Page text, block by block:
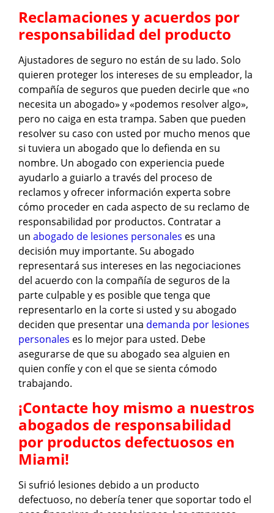
Reclamaciones y acuerdos por
responsabilidad del producto
Ajustadores de seguro no están de su lado. Solo
quieren proteger los intereses de su empleador, la
compañía de seguros que pueden decirle que «no
necesita un abogado» y «podemos resolver algo»,
pero no caiga en esta trampa. Saben que pueden
resolver su caso con usted por mucho menos que
si tuviera un abogado que lo defienda en su
nombre. Un abogado con experiencia puede
ayudarlo a guiarlo a través del proceso de
reclamos y ofrecer información experta sobre
cómo proceder en cada aspecto de su reclamo de
responsabilidad por productos. Contratar a
un abogado de lesiones personales es una
decisión muy importante. Su abogado
representará sus intereses en las negociaciones
del acuerdo con la compañía de seguros de la
parte culpable y es posible que tenga que
representarlo en la corte si usted y su abogado
deciden que presentar una demanda por lesiones
personales es lo mejor para usted. Debe
asegurarse de que su abogado sea alguien en
quien confíe y con el que se sienta cómodo
trabajando.
¡Contacte hoy mismo a nuestros
abogados de responsabilidad
por productos defectuosos en
Miami!
Si sufrió lesiones debido a un producto
defectuoso, no debería tener que soportar todo el